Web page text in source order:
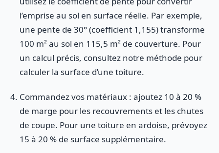
l’emprise au sol en surface réelle. Par exemple,
une pente de 30° (coefficient 1,155) transforme
100 m² au sol en 115,5 m² de couverture. Pour
un calcul précis, consultez notre méthode pour
calculer la surface d’une toiture.
Commandez vos matériaux : ajoutez 10 à 20 %
de marge pour les recouvrements et les chutes
de coupe. Pour une toiture en ardoise, prévoyez
15 à 20 % de surface supplémentaire.